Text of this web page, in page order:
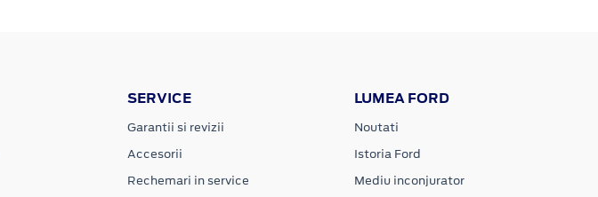
SERVICE
Garantii si revizii
Accesorii
Rechemari in service
LUMEA FORD
Noutati
Istoria Ford
Mediu inconjurator